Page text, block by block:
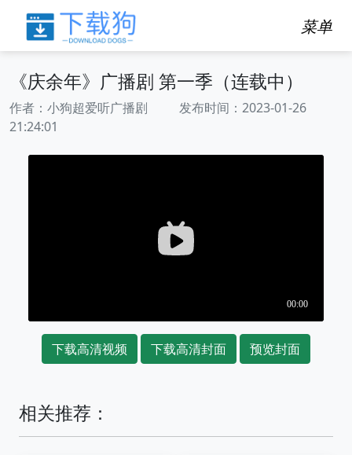
菜单
《庆余年》广播剧 第一季（连载中）
作者：小狗超爱听广播剧 发布时间：2023-01-26
21:24:01
下载高清视频 下载高清封面 预览封面
相关推荐：